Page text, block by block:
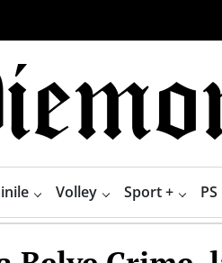
Volley Sport +